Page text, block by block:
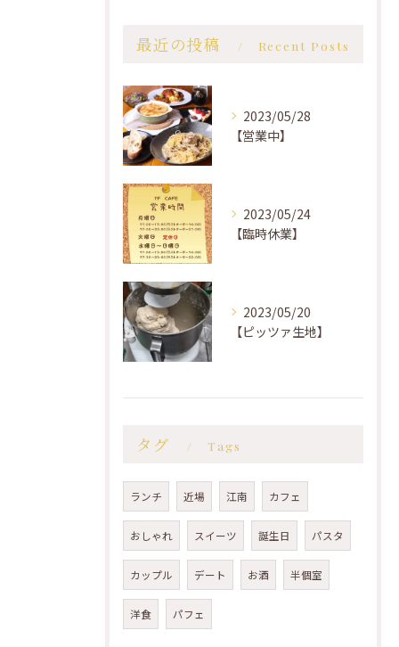
最近の投稿 Recent Posts
2023/05/28
【営業中】
2023/05/24
【臨時休業】
2023/05/20
【ピッツァ生地】
タグ Tags
ランチ 近場 江南 カフェ
おしゃれ スイーツ 誕生日 パスタ
カップル デート お酒 半個室
洋食 パフェ